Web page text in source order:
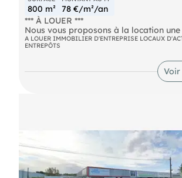
800 m² 78 €/m²/an
*** À LOUER ***
Nous vous proposons à la location une
professionnelle de 800 m².
Places de parkings disponibles sur la
avant du bâtiment.
Zone de stockage à l'arrière.
À visiter dès maintenant.
A LOUER IMMOBILIER D'ENTREPRISE LOCAUX
ENTREPÔTS